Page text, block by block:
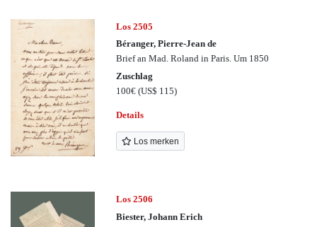
Los 2505
Béranger, Pierre-Jean de
Brief an Mad. Roland in Paris. Um 1850
Zuschlag
100€(US$ 115)
Details
Los merken
Los 2506
Biester, Johann Erich